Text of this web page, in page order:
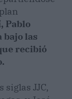
Pablo
bajo las
recibió
siglas JJC,